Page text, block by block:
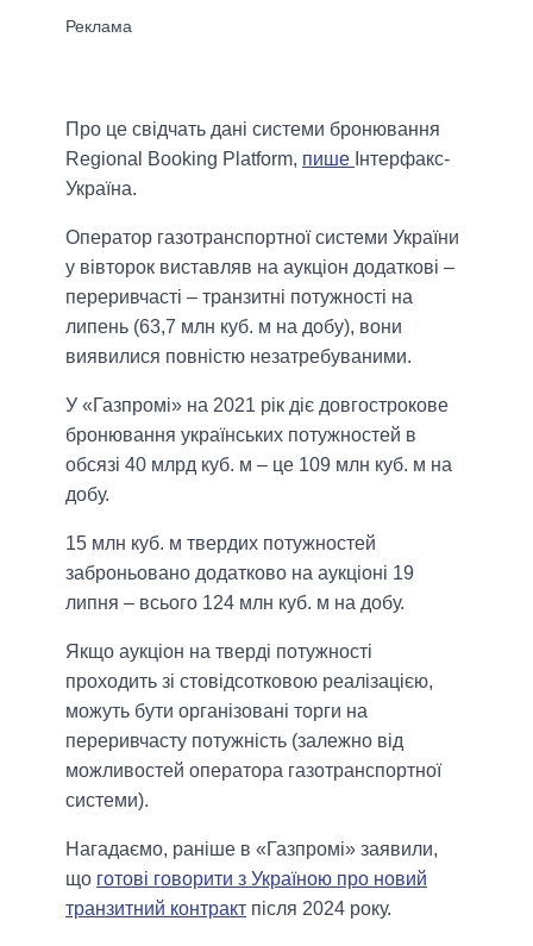
Про це свідчать дані системи бронювання
Regional Booking Platform, пише Інтерфакс-
Україна.
Оператор газотранспортної системи України
у вівторок виставляв на аукціон додаткові –
переривчасті – транзитні потужності на
липень (63,7 млн ​​куб. м на добу), вони
виявилися повністю незатребуваними.
У «Газпромі» на 2021 рік діє довгострокове
бронювання українських потужностей в
обсязі 40 млрд куб. м – це 109 млн куб. м на
добу.
15 млн куб. м твердих потужностей
заброньовано додатково на аукціоні 19
липня – всього 124 млн куб. м на добу.
Якщо аукціон на тверді потужності
проходить зі стовідсотковою реалізацією,
можуть бути організовані торги на
переривчасту потужність (залежно від
можливостей оператора газотранспортної
системи).
Нагадаємо, раніше в «Газпромі» заявили,
що готові говорити з Україною про новий
транзитний контракт після 2024 року.